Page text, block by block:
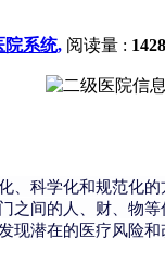
院系统, 阅读量 :
科学化和规范化
间的人、财、物
潜在的医疗风险